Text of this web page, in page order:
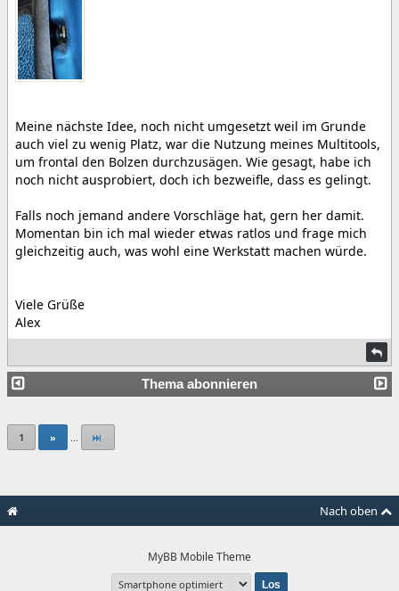
Meine nächste Idee, noch nicht umgesetzt weil im Grunde
auch viel zu wenig Platz, war die Nutzung meines Multitools,
um frontal den Bolzen durchzusägen. Wie gesagt, habe ich
noch nicht ausprobiert, doch ich bezweifle, dass es gelingt.
Falls noch jemand andere Vorschläge hat, gern her damit.
Momentan bin ich mal wieder etwas ratlos und frage mich
gleichzeitig auch, was wohl eine Werkstatt machen würde.
Viele Grüße
Alex
Thema abonnieren
1 » ...
Nach oben
MyBB Mobile Theme